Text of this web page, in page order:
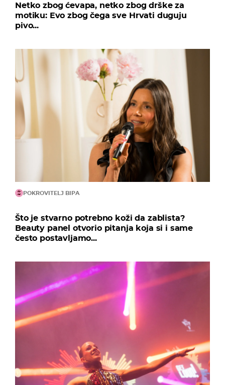
Netko zbog ćevapa, netko zbog drške za
motiku: Evo zbog čega sve Hrvati duguju
pivo...
POKROVITELJ BIPA
Što je stvarno potrebno koži da zablista?
Beauty panel otvorio pitanja koja si i same
često postavljamo...